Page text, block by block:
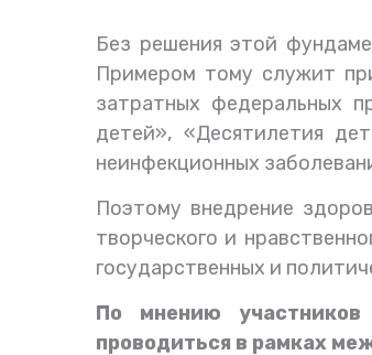
Без решения этой
Примером тому служит
затратных федеральных
детей», «Десятилетия
неинфекционных
Поэтому внедрение
творческого и
государственных и
По мнению участников
проводиться в рамках